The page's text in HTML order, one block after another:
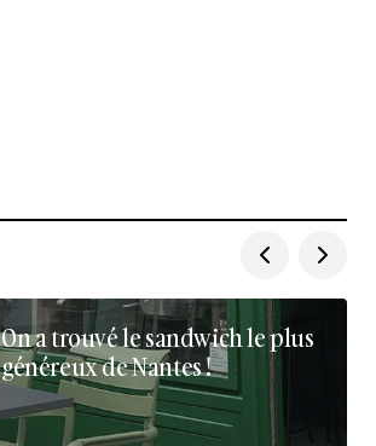
On a trouvé le sandwich le plus
généreux de Nantes !